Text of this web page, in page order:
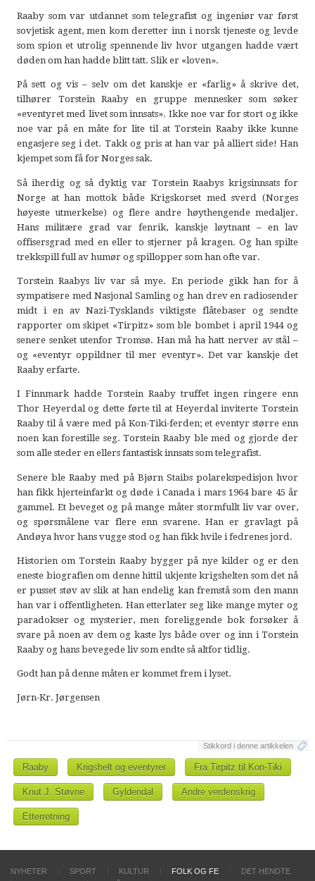
Raaby som var utdannet som telegrafist og ingeniør var først
sovjetisk agent, men kom deretter inn i norsk tjeneste og levde
som spion et utrolig spennende liv hvor utgangen hadde vært
døden om han hadde blitt tatt. Slik er «loven».
På sett og vis – selv om det kanskje er «farlig» å skrive det,
tilhører Torstein Raaby en gruppe mennesker som søker
«eventyret med livet som innsats». Ikke noe var for stort og ikke
noe var på en måte for lite til at Torstein Raaby ikke kunne
engasjere seg i det. Takk og pris at han var på alliert side! Han
kjempet som få for Norges sak.
Så iherdig og så dyktig var Torstein Raabys krigsinnsats for
Norge at han mottok både Krigskorset med sverd (Norges
høyeste utmerkelse) og flere andre høythengende medaljer.
Hans militære grad var fenrik, kanskje løytnant – en lav
offisersgrad med en eller to stjerner på kragen. Og han spilte
trekkspill full av humør og spillopper som han ofte var.
Torstein Raabys liv var så mye. En periode gikk han for å
sympatisere med Nasjonal Samling og han drev en radiosender
midt i en av Nazi-Tysklands viktigste flåtebaser og sendte
rapporter om skipet «Tirpitz» som ble bombet i april 1944 og
senere senket utenfor Tromsø. Han må ha hatt nerver av stål –
og «eventyr oppildner til mer eventyr». Det var kanskje det
Raaby erfarte.
I Finnmark hadde Torstein Raaby truffet ingen ringere enn
Thor Heyerdal og dette førte til at Heyerdal inviterte Torstein
Raaby til å være med på Kon-Tiki-ferden; et eventyr større enn
noen kan forestille seg. Torstein Raaby ble med og gjorde der
som alle steder en ellers fantastisk innsats som telegrafist.
Senere ble Raaby med på Bjørn Staibs polarekspedisjon hvor
han fikk hjerteinfarkt og døde i Canada i mars 1964 bare 45 år
gammel. Et beveget og på mange måter stormfullt liv var over,
og spørsmålene var flere enn svarene. Han er gravlagt på
Andøya hvor hans vugge stod og han fikk hvile i fedrenes jord.
Historien om Torstein Raaby bygger på nye kilder og er den
eneste biografien om denne hittil ukjente krigshelten som det nå
er pusset støv av slik at han endelig kan fremstå som den mann
han var i offentligheten. Han etterlater seg like mange myter og
paradokser og mysterier, men foreliggende bok forsøker å
svare på noen av dem og kaste lys både over og inn i Torstein
Raaby og hans bevegede liv som endte så altfor tidlig.
Godt han på denne måten er kommet frem i lyset.
Jørn-Kr. Jørgensen
Stikkord i denne artikkelen
Raaby Krigshelt og eventyrer Fra Tirpitz til Kon-Tiki
Knut J. Støvne Gyldendal Andre verdenskrig
Etterretning
NYHETER SPORT KULTUR FOLK OG FE
DET HENDTE